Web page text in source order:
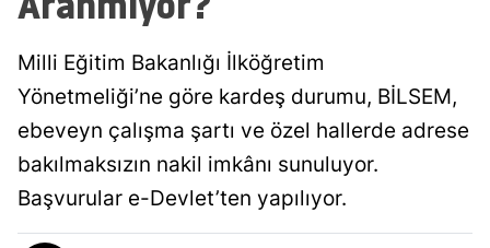
Milli Eğitim Bakanlığı İlköğretim
Yönetmeliği’ne göre kardeş durumu, BİLSEM,
ebeveyn çalışma şartı ve özel hallerde adrese
bakılmaksızın nakil imkânı sunuluyor.
Başvurular e-Devlet’ten yapılıyor.